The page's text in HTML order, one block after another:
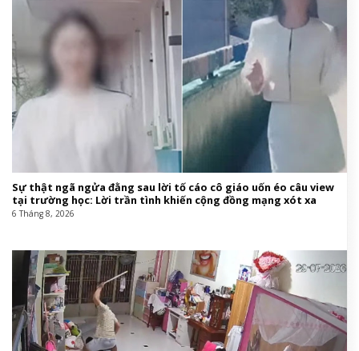
Sự thật ngã ngửa đằng sau lời tố cáo cô giáo uốn éo câu view
tại trường học: Lời trần tình khiến cộng đồng mạng xót xa
6 Tháng 8, 2026